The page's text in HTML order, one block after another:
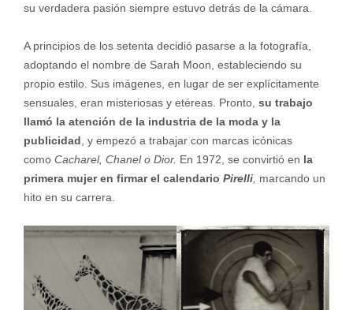
su verdadera pasión siempre estuvo detrás de la cámara.
A principios de los setenta decidió pasarse a la fotografía,
adoptando el nombre de Sarah Moon, estableciendo su
propio estilo. Sus imágenes, en lugar de ser explícitamente
sensuales, eran misteriosas y etéreas. Pronto, su trabajo
llamó la atención de la industria de la moda y la
publicidad , y empezó a trabajar con marcas icónicas
como Cacharel, Chanel o Dior. En 1972, se convirtió en la
primera mujer en firmar el calendario Pirelli, marcando un
hito en su carrera.